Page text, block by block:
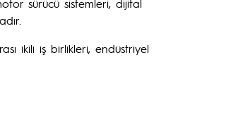
sürücü sistemleri, dijital
ikili iş birlikleri, endüstriyel